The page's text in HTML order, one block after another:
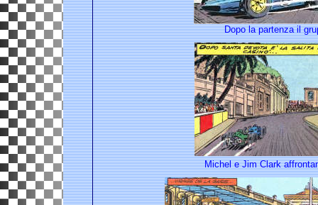
Dopo la partenza il
Michel e Jim Clark